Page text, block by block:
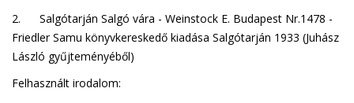
2. Salgótarján Salgó vára - Weinstock E. Budapest Nr.1478 -
Friedler Samu könyvkereskedő kiadása Salgótarján 1933 (Juhász
László gyűjteményéből)
Felhasznált irodalom: